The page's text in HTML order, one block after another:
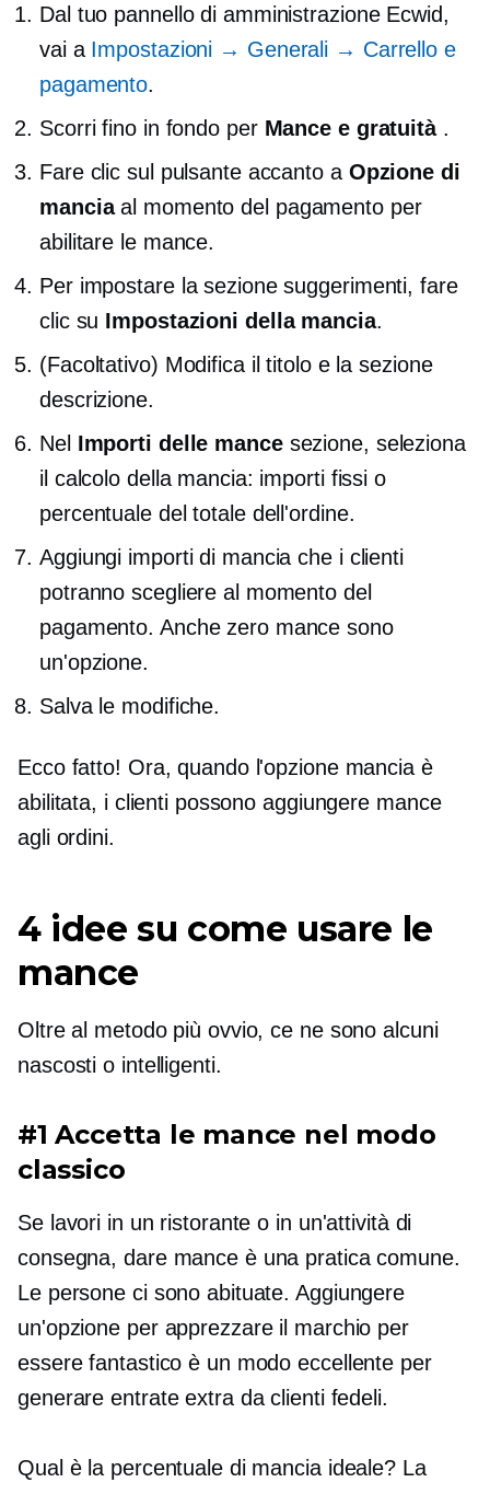
Dal tuo pannello di amministrazione Ecwid,
vai a Impostazioni → Generali → Carrello e
pagamento.
Scorri fino in fondo per Mance e gratuità.
Fare clic sul pulsante accanto a Opzione di
manciaal momento del pagamento per
abilitare le mance.
Per impostare la sezione suggerimenti, fare
clic su Impostazioni della mancia.
(Facoltativo) Modifica il titolo e la sezione
descrizione.
Nel Importi delle mancesezione, seleziona
il calcolo della mancia: importi fissi o
percentuale del totale dell'ordine.
Aggiungi importi di mancia che i clienti
potranno scegliere al momento del
pagamento. Anche zero mance sono
un'opzione.
Salva le modifiche.
Ecco fatto! Ora, quando l'opzione mancia è
abilitata, i clienti possono aggiungere mance
agli ordini.
4 idee su come usare le
mance
Oltre al metodo più ovvio, ce ne sono alcuni
nascosti o intelligenti.
#1 Accetta le mance nel modo
classico
Se lavori in un ristorante o in un'attività di
consegna, dare mance è una pratica comune.
Le persone ci sono abituate. Aggiungere
un'opzione per apprezzare il marchio per
essere fantastico è un modo eccellente per
generare entrate extra da clienti fedeli.
Qual è la percentuale di mancia ideale? La